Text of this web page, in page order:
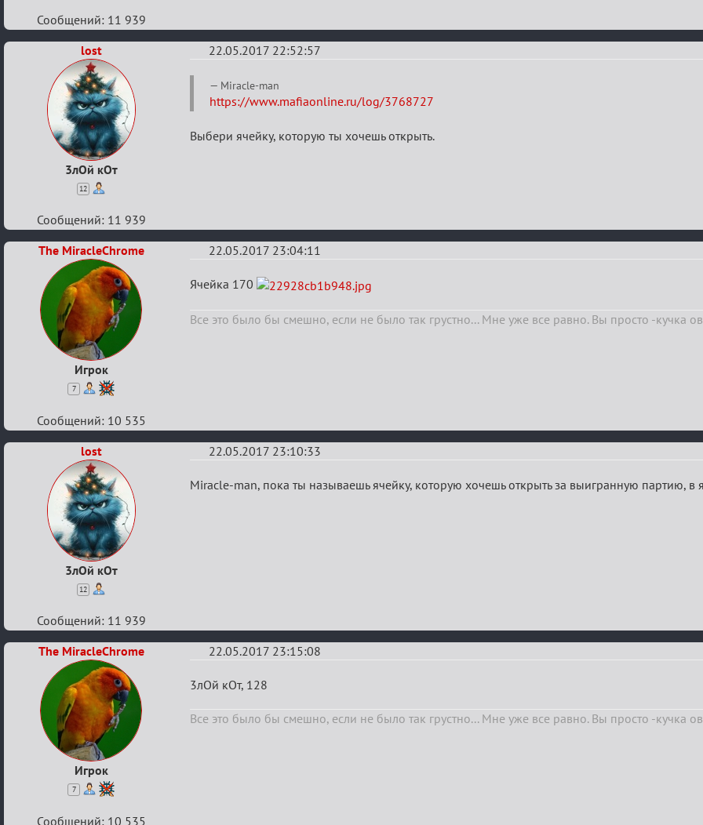
Сообщений: 11 939
lost
3лОй кОт
12
22.05.2017 22:52:57
Re:
Летний
ажиотаж
Miracle-man
https://www.mafiaonline.ru/log/3768727
Выбери ячейку, которую ты хочешь открыть.
Сообщений: 11 939
The MiracleChrome
Игрок
7
22.05.2017 23:04:11
Re:
ажиотаж
Ячейка 170
Все это было бы смешно, если не было так грустно... Мне уже все равно. Вы просто -кучка
Сообщений: 10 535
lost
3лОй кОт
12
22.05.2017 23:10:33
Re:
Miracle-man, пока ты называешь ячейку, которую хочешь открыть за выигранную партию, в
Сообщений: 11 939
The MiracleChrome
Игрок
7
22.05.2017 23:15:08
Re:
ажиотаж
3лОй кОт, 128
Все это было бы смешно, если не было так грустно... Мне уже все равно. Вы просто -кучка
Сообщений: 10 535